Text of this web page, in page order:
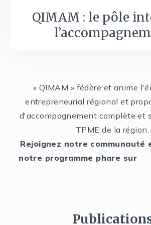
QIMAM : le pôle
« QIMAM » fédère et anime
entrepreneurial régional et
d'accompagnement complète et
TPME de la région.
Rejoignez notre communauté
notre programme phare sur